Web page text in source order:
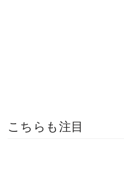
こちらも注目